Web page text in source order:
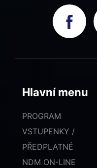
Hlavní menu
PROGRAM
VSTUPENKY /
PŘEDPLATNÉ
NDM ON-LINE